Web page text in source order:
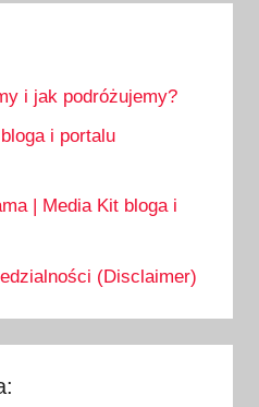
i jak podróżujemy?
i portalu
| Media Kit bloga i
(Disclaimer)